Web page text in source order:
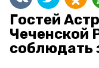
Гостей
Чеченской
соблюдать